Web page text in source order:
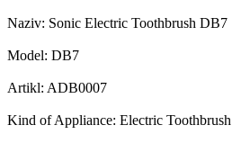
quantity
Naziv: Sonic Electric Toothbrush DB7
Model: DB7
Artikl: ADB0007
Kind of Appliance: Electric Toothbrush